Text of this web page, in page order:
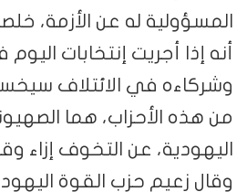
أنه إذا أجريت إنتخابات اليوم
وشركاءه في الائتلاف
من هذه الأحزاب، هما
اليهودية، عن التخوف إزاء
وقال زعيم حزب القوة